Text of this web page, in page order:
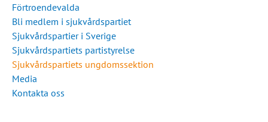
Förtroendevalda
Bli medlem i sjukvårdspartiet
Sjukvårdspartier i Sverige
Sjukvårdspartiets partistyrelse
Sjukvårdspartiets ungdomssektion
Media
Kontakta oss